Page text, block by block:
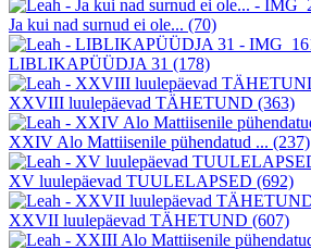
Ja kui nad surnud ei ole... (70)
LIBLIKAPÜÜDJA 31 (178)
XXVIII luulepäevad TÄHETUND (363)
XXIV Alo Mattiisenile pühendatud ... (237)
XV luulepäevad TUULELAPSED (692)
XXVII luulepäevad TÄHETUND (607)